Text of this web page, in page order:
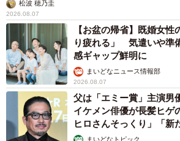
松波 穂乃圭
2026.08.07
【お盆の帰省】既婚女
り疲れる」 気遣いや準
感ギャップ鮮明に
まいどなニュース情報部
2026.08.07
父は「エミー賞」主演
イケメン俳優が長髪ヒゲ
ヒロさんそっくり」「新
まいどなトピック